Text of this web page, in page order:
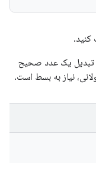
کنید.
تبدیل یک عدد صحیح